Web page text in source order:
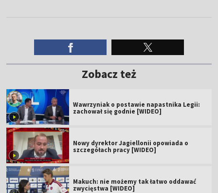
Zobacz też
Wawrzyniak o postawie napastnika Legii:
zachował się godnie [WIDEO]
Nowy dyrektor Jagiellonii opowiada o
szczegółach pracy [WIDEO]
Makuch: nie możemy tak łatwo oddawać
zwycięstwa [WIDEO]